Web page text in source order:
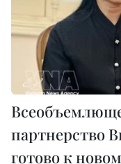
партнерство
готово к